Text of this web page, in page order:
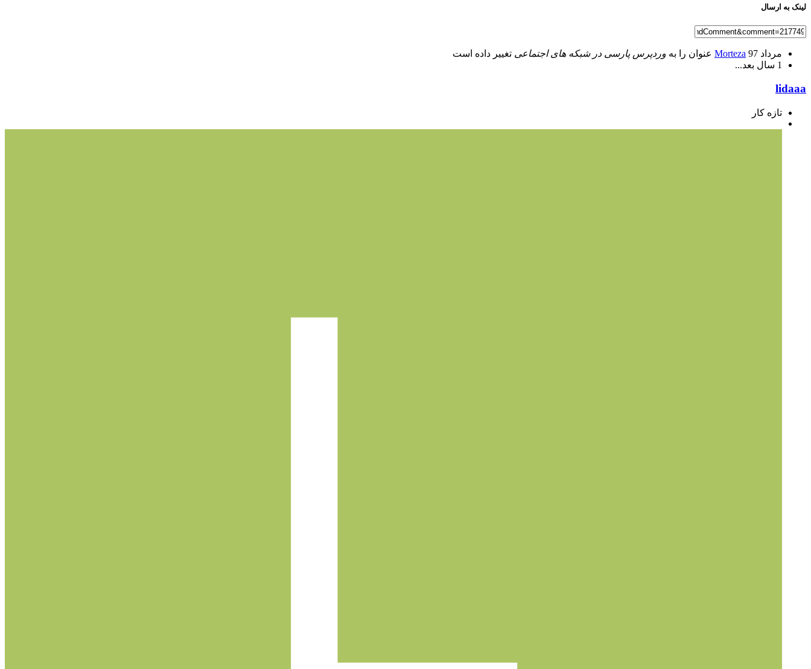
لینک به ارسال
مرداد 97 Morteza عنوان را به وردپرس پارسی در شبکه های اجتماعی تغییر داده است
1 سال بعد...
lidaaa
تازه کار